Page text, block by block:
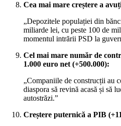
Cea mai mare creștere a
„Depozitele populației din
miliarde lei, cu peste 100 de
momentul intrării PSD la
Cel mai mare număr de
1.000 euro net (+500.000):
„Companiile de construcții au
diaspora să revină acasă și să
autostrăzi.”
Creștere puternică a PIB